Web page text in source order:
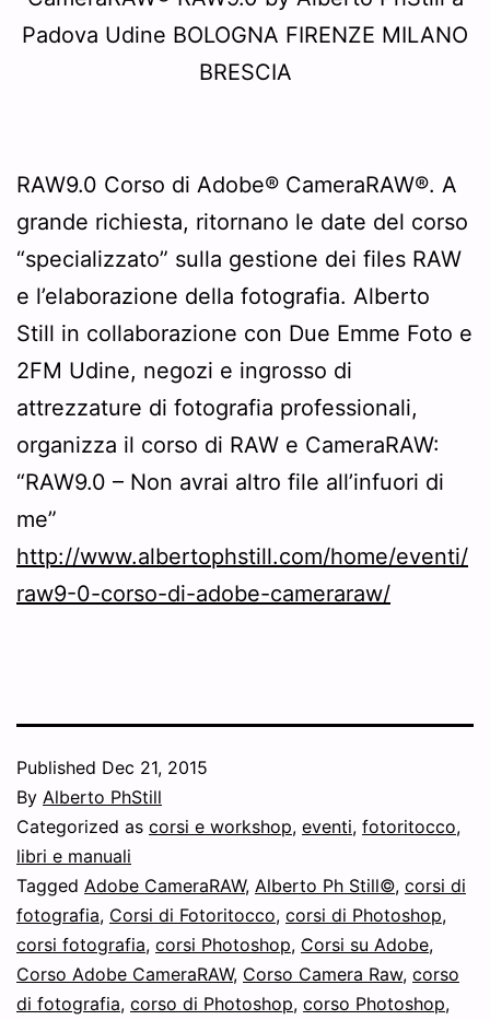
RAW9.0 Corso di Adobe® CameraRAW®. A
grande richiesta, ritornano le date del corso
“specializzato” sulla gestione dei files RAW
e l’elaborazione della fotografia. Alberto
Still in collaborazione con Due Emme Foto e
2FM Udine, negozi e ingrosso di
attrezzature di fotografia professionali,
organizza il corso di RAW e CameraRAW:
“RAW9.0 – Non avrai altro file all’infuori di
me”
http://www.albertophstill.com/home/eventi/
raw9-0-corso-di-adobe-cameraraw/
Published Dec 21, 2015
By Alberto PhStill
Categorized as corsi e workshop, eventi, fotoritocco,
libri e manuali
Tagged Adobe CameraRAW, Alberto Ph Still©, corsi di
fotografia, Corsi di Fotoritocco, corsi di Photoshop,
corsi fotografia, corsi Photoshop, Corsi su Adobe,
Corso Adobe CameraRAW, Corso Camera Raw, corso
di fotografia, corso di Photoshop, corso Photoshop,